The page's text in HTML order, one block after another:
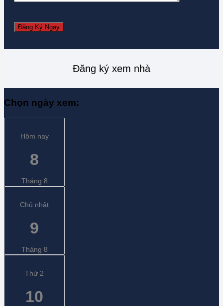
Đăng ký xem nhà
Chọn ngày xem:
Hôm nay
8
Tháng 8
Chủ nhật
9
Tháng 8
Thứ 2
10